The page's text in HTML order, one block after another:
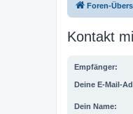
Foren-
Kontakt
Empfänger:
Deine E-Mail-
Dein Name: